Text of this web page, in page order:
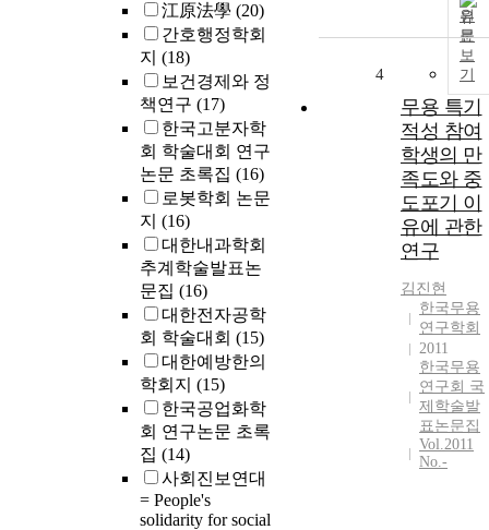
江原法學 (20)
간호행정학회
지 (18)
보건경제와 정
책연구 (17)
한국고분자학
회 학술대회 연구
논문 초록집 (16)
로봇학회 논문
지 (16)
대한내과학회
추계학술발표논
문집 (16)
대한전자공학
회 학술대회 (15)
대한예방한의
학회지 (15)
한국공업화학
회 연구논문 초록
집 (14)
사회진보연대
= People's
solidarity for social
원
문
보
기
4
무용 특기
적성 참여
학생의 만
족도와 중
도포기 이
유에 관한
연구
김진현
한국무용
연구학회
2011
한국무용
연구회 국
제학술발
표논문집
Vol.2011
No.-